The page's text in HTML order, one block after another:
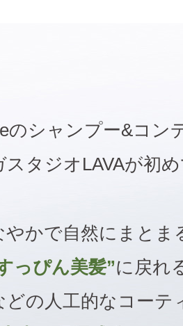
のシャンプー&コン
タジオLAVAが初
かで自然にまとま
っぴん美髪”に戻れ
の人工的なコーテ